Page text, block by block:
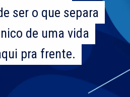
ser o que separa
de uma vida
pra frente.
ser o que separa
de uma vida
pra frente.